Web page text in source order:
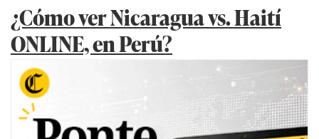
¿Cómo ver Nicaragua vs. Haití
ONLINE, en Perú?